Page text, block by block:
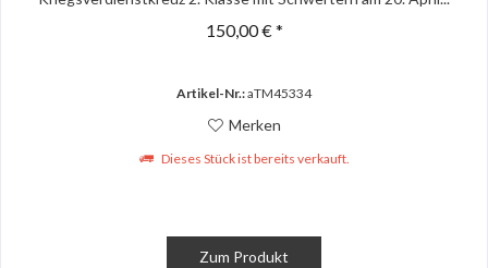
150,00 € *
Artikel-Nr.:aTM45334
Merken
Dieses Stück ist bereits verkauft.
Zum Produkt